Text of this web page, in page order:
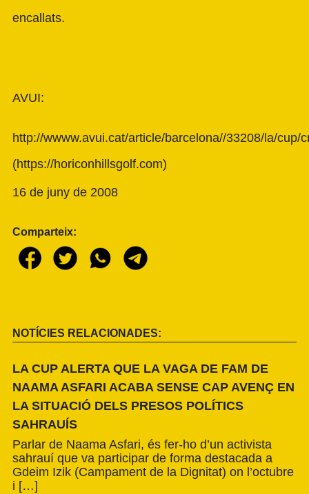
encallats.
AVUI:
http://wwww.avui.cat/article/barcelona//33208/la/
(https://horiconhillsgolf.com)
16 de juny de 2008
Comparteix:
NOTÍCIES RELACIONADES:
LA CUP ALERTA QUE LA VAGA DE FAM DE
NAAMA ASFARI ACABA SENSE CAP AVENÇ EN
LA SITUACIÓ DELS PRESOS POLÍTICS
SAHRAUÍS
Parlar de Naama Asfari, és fer-ho d’un activista
sahrauí que va participar de forma destacada a
Gdeim Izik (Campament de la Dignitat) on l’octubre
i […]